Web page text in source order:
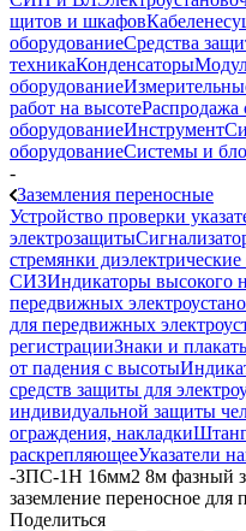
щитов и шкафов
оборудованиеСредства
техникаКонденсаторы
оборудование
работ на высотеРаспродажа
оборудованиеИнструмент
оборудованиеСистемы и
-
Заземления переносные
Устройство проверки
электрозащиты
стремянки диэлектрические
СИЗИндикаторы высокого
передвижных
для передвижных
регистрацииЗнаки и
от падения с высоты
средств защиты для
индивидуальной защиты
ограждения, накладки
раскрепляющееУказатели
-ЗПС-1Н 16мм2 8м фазный
заземление переносное для
Поделиться